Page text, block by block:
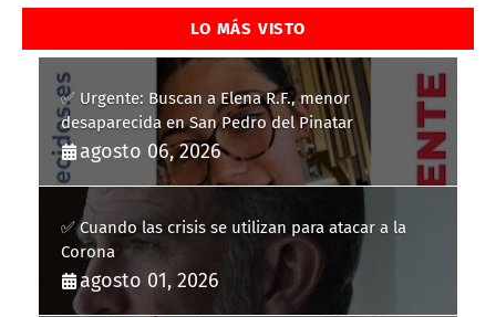
LO MÁS VISTO
✅ Urgente: Buscan a Elena R.F., menor
desaparecida en San Pedro del Pinatar
agosto 06, 2026
✅ Cuando las crisis se utilizan para atacar a la
Corona
agosto 01, 2026